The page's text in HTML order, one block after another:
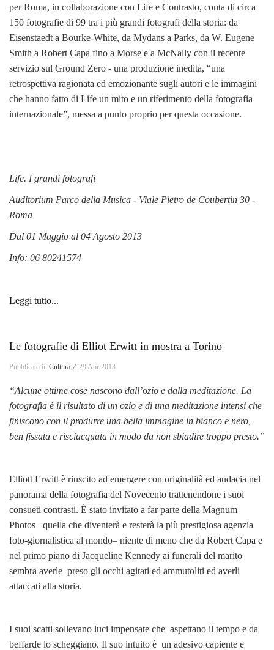
per Roma, in collaborazione con Life e Contrasto, conta di circa
150 fotografie di 99 tra i più grandi fotografi della storia: da
Eisenstaedt a Bourke-White, da Mydans a Parks, da W. Eugene
Smith a Robert Capa fino a Morse e a McNally con il recente
servizio sul Ground Zero - una produzione inedita, “una
retrospettiva ragionata ed emozionante sugli autori e le immagini
che hanno fatto di Life un mito e un riferimento della fotografia
internazionale”, messa a punto proprio per questa occasione.
Life. I grandi fotografi
Auditorium Parco della Musica - Viale Pietro de Coubertin 30 -
Roma
Dal 01 Maggio al 04 Agosto 2013
Info: 06 80241574
Leggi tutto...
Le fotografie di Elliot Erwitt in mostra a Torino
Pubblicato in Cultura ⁄ 29 Apr 2013
“Alcune ottime cose nascono dall’ozio e dalla meditazione. La
fotografia è il risultato di un ozio e di una meditazione intensi che
finiscono con il produrre una bella immagine in bianco e nero,
ben fissata e risciacquata in modo da non sbiadire troppo presto.”
Elliott Erwitt è riuscito ad emergere con originalità ed audacia nel
panorama della fotografia del Novecento trattenendone i suoi
consueti contrasti. È stato invitato a far parte della Magnum
Photos –quella che diventerà e resterà la più prestigiosa agenzia
foto-giornalistica al mondo– niente di meno che da Robert Capa e
nel primo piano di Jacqueline Kennedy ai funerali del marito
sembra averle preso gli occhi agitati ed ammutoliti ed averli
attaccati alla storia.
I suoi scatti sollevano luci impensate che aspettano il tempo e da
beffarde lo scheggiano. Il suo intuito è un adesivo capiente e